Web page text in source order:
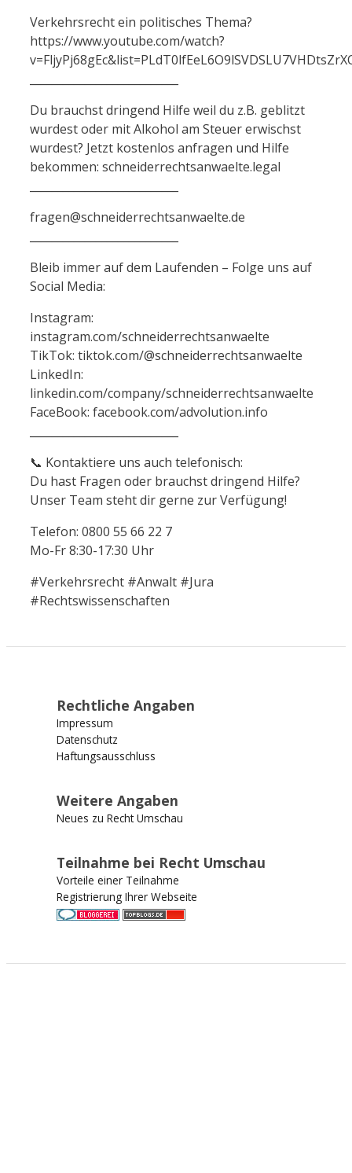
Verkehrsrecht ein politisches Thema?
https://www.youtube.com/watch?
Du brauchst dringend Hilfe weil du z.B. geblitzt
wurdest oder mit Alkohol am Steuer erwischst
wurdest? Jetzt kostenlos anfragen und Hilfe
bekommen: schneiderrechtsanwaelte.legal
fragen@schneiderrechtsanwaelte.de
Bleib immer auf dem Laufenden – Folge uns auf
Social Media:
Instagram:
instagram.com/schneiderrechtsanwaelte
TikTok: tiktok.com/@schneiderrechtsanwaelte
LinkedIn:
linkedin.com/company/schneiderrechtsanwaelte
FaceBook: facebook.com/advolution.info
📞 Kontaktiere uns auch telefonisch:
Du hast Fragen oder brauchst dringend Hilfe?
Unser Team steht dir gerne zur Verfügung!
Telefon: 0800 55 66 22 7
Mo-Fr 8:30-17:30 Uhr
#Verkehrsrecht #Anwalt #Jura
#Rechtswissenschaften
Rechtliche Angaben
Impressum
Datenschutz
Haftungsausschluss
Weitere Angaben
Neues zu Recht Umschau
Teilnahme bei Recht Umschau
Vorteile einer Teilnahme
Registrierung Ihrer Webseite